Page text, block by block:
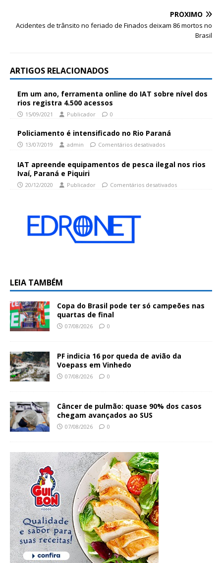
PRÓXIMO
Acidentes de trânsito no feriado de Finados deixam 86 mortos no
Brasil
ARTIGOS RELACIONADOS
Em um ano, ferramenta online do IAT sobre nível dos
rios registra 4.500 acessos
15/09/2021 Publicador 0
Policiamento é intensificado no Rio Paraná
13/07/2019 admin Comentários desativados
IAT apreende equipamentos de pesca ilegal nos rios
Ivaí, Paraná e Piquiri
20/12/2020 Publicador Comentários desativados
LEIA TAMBÉM
Copa do Brasil pode ter só campeões nas
quartas de final
07/08/2026 0
PF indicia 16 por queda de avião da
Voepass em Vinhedo
07/08/2026 0
Câncer de pulmão: quase 90% dos casos
chegam avançados ao SUS
07/08/2026 0